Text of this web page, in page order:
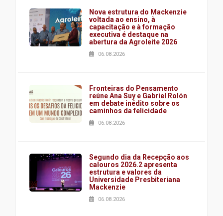
Nova estrutura do Mackenzie
voltada ao ensino, à
capacitação e à formação
executiva é destaque na
abertura da Agroleite 2026
06.08.2026
Fronteiras do Pensamento
reúne Ana Suy e Gabriel Rolón
em debate inédito sobre os
caminhos da felicidade
06.08.2026
Segundo dia da Recepção aos
calouros 2026.2 apresenta
estrutura e valores da
Universidade Presbiteriana
Mackenzie
06.08.2026